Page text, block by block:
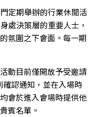
定期舉辦的行業休閒活
處決策層的重要人士，
氛圍之下會面。每一期
動目前僅開放予受邀請
確認通知，並在入場時
會於進入會場時提供他
賓名單。